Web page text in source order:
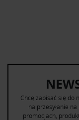
Chcę zapisać się do
na przesyłanie
promocjach,